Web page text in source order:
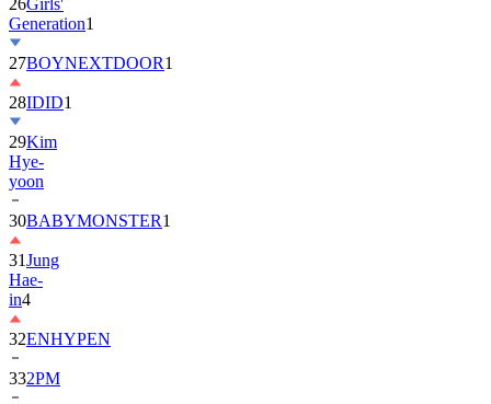
27BOYNEXTDOOR
28IDID1
29Kim
Hye-
yoon
30BABYMONSTER
31Jung
Hae-
in4
32ENHYPEN
332PM
34ILLIT